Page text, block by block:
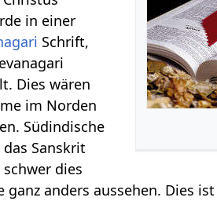
in einer
Schrift,
Dies wären
im Norden
Südindische
Sanskrit
dies
anders aussehen. Dies